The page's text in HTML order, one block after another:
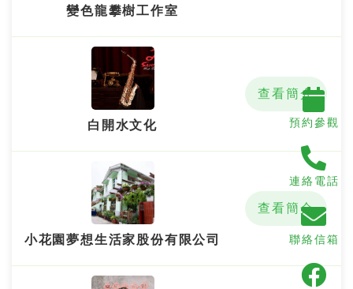
變色龍攀樹工作室
白開水文化
查看簡介
小花園夢想生活家股份有限公司
查看簡介
預約參觀
連絡電話
聯絡信箱